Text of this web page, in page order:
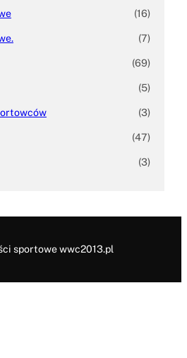
(16)
(7)
(69)
(5)
(3)
(47)
(3)
sportowe wwc2013.pl